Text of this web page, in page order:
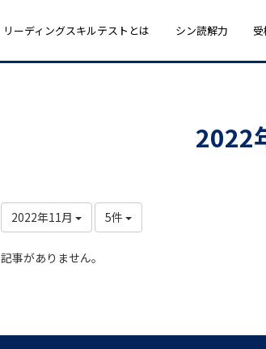
リーディングスキルテストとは シン読解力
2022
2022年11月 5件
記事がありません。